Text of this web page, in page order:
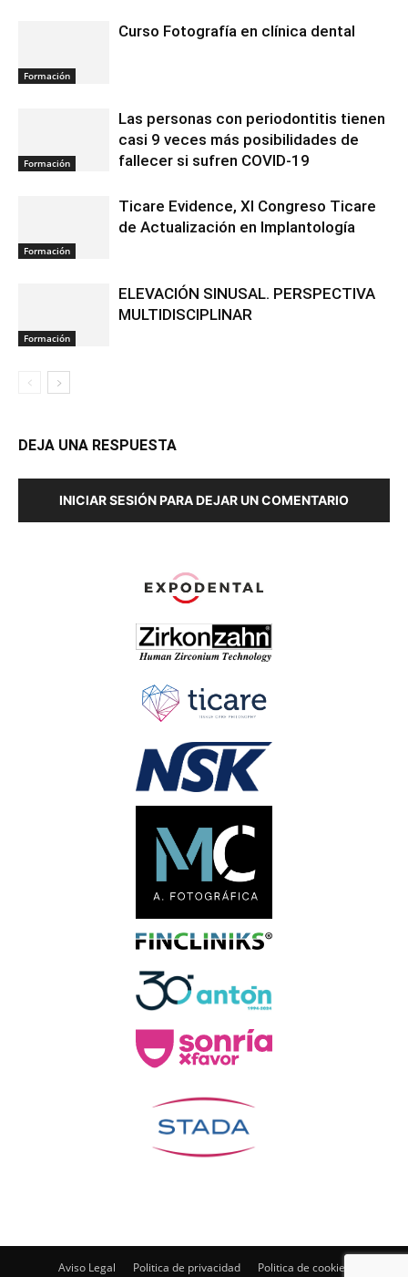
Formación
Curso Fotografía en clínica dental
Formación
Las personas con periodontitis tienen
casi 9 veces más posibilidades de
fallecer si sufren COVID-19
Formación
Ticare Evidence, XI Congreso Ticare
de Actualización en Implantología
Formación
ELEVACIÓN SINUSAL. PERSPECTIVA
MULTIDISCIPLINAR
DEJA UNA RESPUESTA
INICIAR SESIÓN PARA DEJAR UN COMENTARIO
Aviso Legal Politica de privacidad Politica de cookies